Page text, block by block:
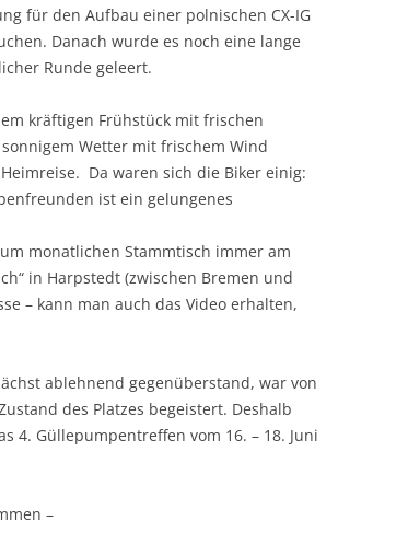
für den Aufbau einer polnischen CX-IG
Danach wurde es noch eine lange
Runde geleert.
kräftigen Frühstück mit frischen
Wetter mit frischem Wind
Da waren sich die Biker einig:
ist ein gelungenes
monatlichen Stammtisch immer am
in Harpstedt (zwischen Bremen und
– kann man auch das Video erhalten,
ablehnend gegenüberstand, war von
des Platzes begeistert. Deshalb
4. Güllepumpentreffen vom 16. – 18. Juni
–